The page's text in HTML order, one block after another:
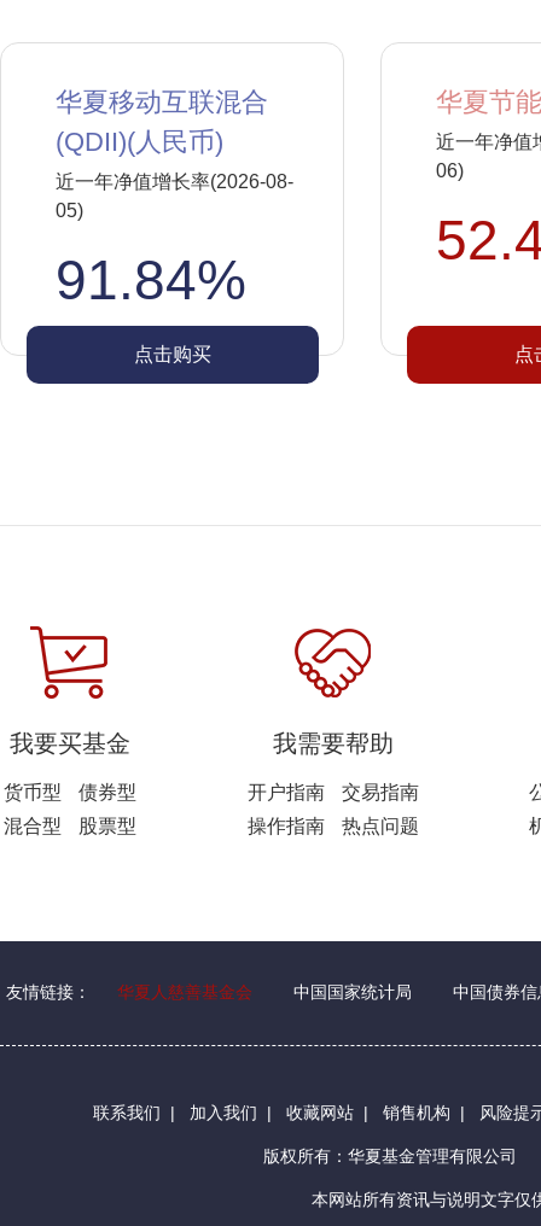
华夏移动互联混合
(QDII)(人民币)
近一年净值增长率(2026-08-
05)
91.84%
点击购买
华夏节
近一年净值
06)
点
我要买基金
货币型
债券型
混合型
股票型
我需要帮助
开户指南
交易指南
操作指南
热点问题
友情链接： 华夏人慈善基金会 中国国家统计局 中国债券信
联系我们 | 加入我们 | 收藏网站 | 销售机构 | 风险提
版权所有：华夏基金管理有限公司
本网站所有资讯与说明文字仅